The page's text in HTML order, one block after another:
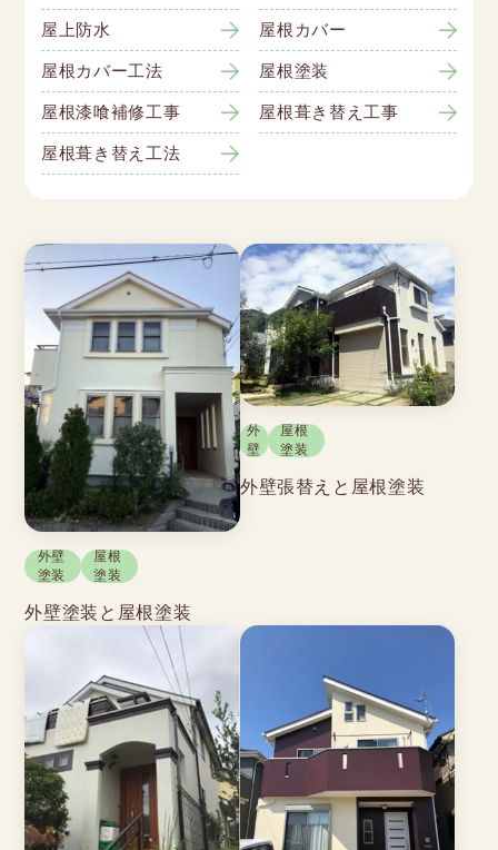
屋上防水
屋根カバー
屋根カバー工法
屋根塗装
屋根漆喰補修工事
屋根葺き替え工事
屋根葺き替え工法
外壁
塗装
屋根
塗装
外壁塗装と屋根塗装
外
壁
屋根
塗装
外壁張替えと屋根塗装